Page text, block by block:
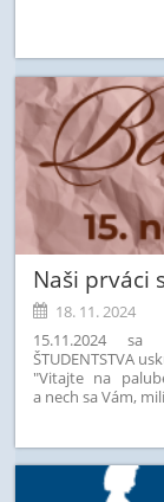
Naši prváci
18. 11. 2024
15.11.2024 sa
ŠTUDENTSTVA
"Vitajte na
a nech sa Vám,